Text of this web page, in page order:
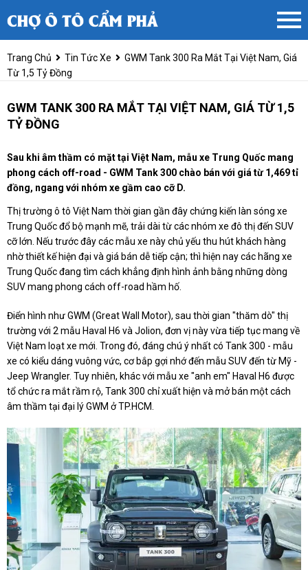
Trang Chủ Tin Tức Xe
GWM Tank 300 Ra Mắt Tại Việt Nam, Giá
Từ 1,5 Tỷ Đồng
GWM TANK 300 RA MẮT TẠI VIỆT NAM, GIÁ TỪ 1,5
TỶ ĐỒNG
Sau khi âm thầm có mặt tại Việt Nam, mẫu xe Trung Quốc mang
phong cách off-road - GWM Tank 300 chào bán với giá từ 1,469 tỉ
đồng, ngang với nhóm xe gầm cao cỡ D.
Thị trường ô tô Việt Nam thời gian gần đây chứng kiến làn sóng xe
Trung Quốc đổ bộ mạnh mẽ, trải dài từ các nhóm xe đô thị đến SUV
cỡ lớn. Nếu trước đây các mẫu xe này chủ yếu thu hút khách hàng
nhờ thiết kế hiện đại và giá bán dễ tiếp cận; thì hiện nay các hãng xe
Trung Quốc đang tìm cách khẳng định hình ảnh bằng những dòng
SUV mang phong cách off-road hầm hố.
Điển hình như GWM (Great Wall Motor), sau thời gian "thăm dò" thị
trường với 2 mẫu Haval H6 và Jolion, đơn vị này vừa tiếp tục mang về
Việt Nam loạt xe mới. Trong đó, đáng chú ý nhất có Tank 300 - mẫu
xe có kiểu dáng vuông vức, cơ bắp gợi nhớ đến mẫu SUV đến từ Mỹ -
Jeep Wrangler. Tuy nhiên, khác với mẫu xe "anh em" Haval H6 được
tổ chức ra mắt rầm rộ, Tank 300 chỉ xuất hiện và mở bán một cách
âm thầm tại đại lý GWM ở TP.HCM.